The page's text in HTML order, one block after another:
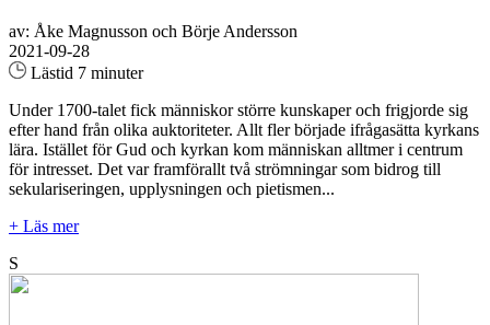
av: Åke Magnusson och Börje Andersson
2021-09-28
Lästid 7 minuter
Under 1700-talet fick människor större kunskaper och frigjorde sig
efter hand från olika auktoriteter. Allt fler började ifrågasätta kyrkans
lära. Istället för Gud och kyrkan kom människan alltmer i centrum
för intresset. Det var framförallt två strömningar som bidrog till
sekulariseringen, upplysningen och pietismen...
+ Läs mer
S